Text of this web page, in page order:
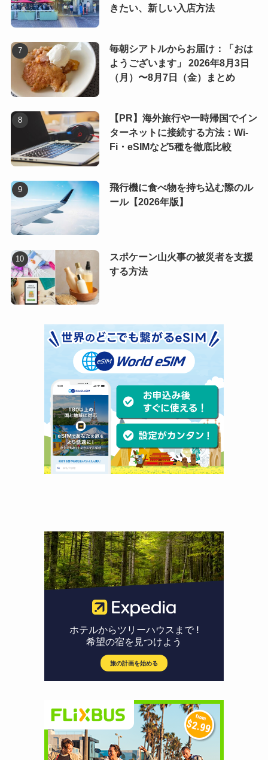
きたい、新しい入店方法
毎朝シアトルからお届け：「おは
ようございます」 2026年8月3日
（月）〜8月7日（金）まとめ
【PR】海外旅行や一時帰国でイン
ターネットに接続する方法：Wi-
Fi・eSIMなど5種を徹底比較
飛行機に食べ物を持ち込む際のル
ール【2026年版】
スポケーン山火事の被災者を支援
する方法